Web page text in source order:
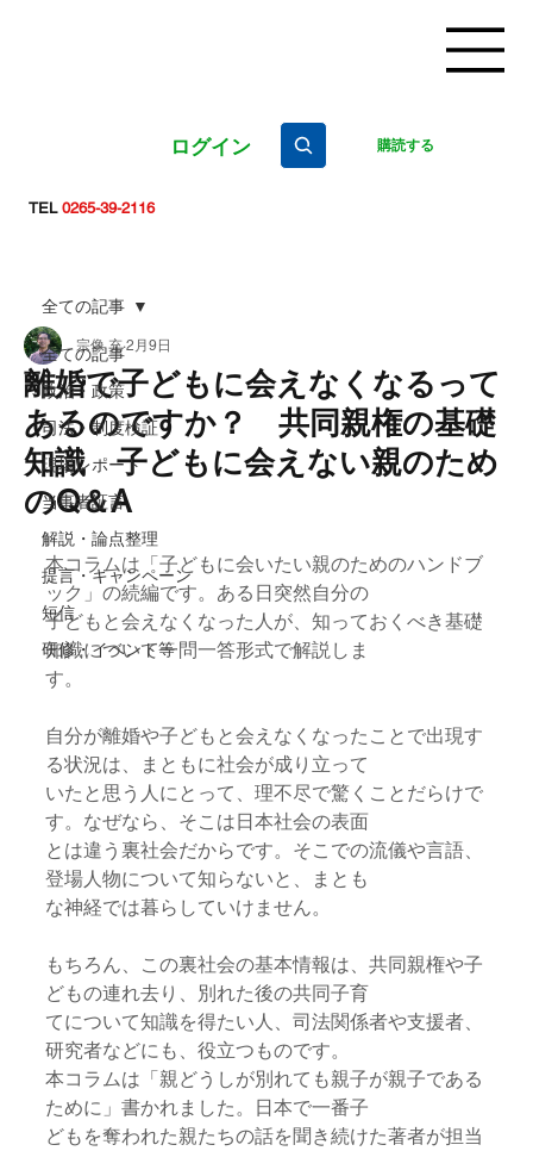
ログイン 購読する
TEL0265-39-2116
全ての記事
政治・政策
司法・制度検証
現場レポート
当事者証言
解説・論点整理
提言・キャンペーン
短信
研修・イベント等
全ての記事
離婚で子どもに会えなくなるって
あるのですか？ 共同親権の基礎
知識 子どもに会えない親のため
のQ＆A
宗像 充 2月9日
本コラムは「子どもに会いたい親のためのハンドブ
ック」の続編です。ある日突然自分の
子どもと会えなくなった人が、知っておくべき基礎
知識について一問一答形式で解説しま
す。
自分が離婚や子どもと会えなくなったことで出現す
る状況は、まともに社会が成り立って
いたと思う人にとって、理不尽で驚くことだらけで
す。なぜなら、そこは日本社会の表面
とは違う裏社会だからです。そこでの流儀や言語、
登場人物について知らないと、まとも
な神経では暮らしていけません。
もちろん、この裏社会の基本情報は、共同親権や子
どもの連れ去り、別れた後の共同子育
てについて知識を得たい人、司法関係者や支援者、
研究者などにも、役立つものです。
本コラムは「親どうしが別れても親子が親子である
ために」書かれました。日本で一番子
どもを奪われた親たちの話を聞き続けた著者が担当